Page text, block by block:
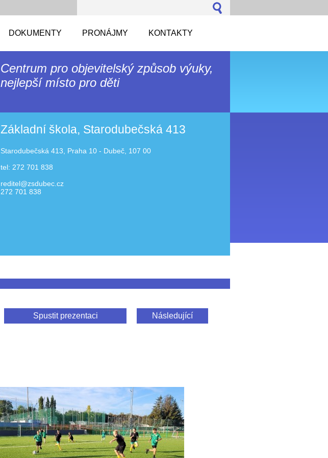
DOKUMENTY PRONÁJMY KONTAKTY
Centrum pro objevitelský způsob výuky,
nejlepší místo pro děti
Základní škola, Starodubečská 413
Starodubečská 413, Praha 10 - Dubeč, 107 00
tel: 272 701 838
reditel@zsdubec.cz
272 701 838
Spustit prezentaci Následující